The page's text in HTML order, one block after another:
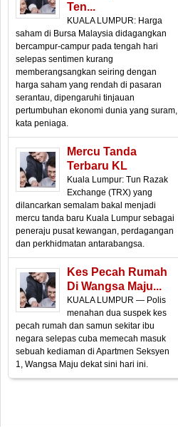
Ten...
KUALA LUMPUR: Harga
saham di Bursa Malaysia didagangkan
bercampur-campur pada tengah hari
selepas sentimen kurang
memberangsangkan seiring dengan
harga saham yang rendah di pasaran
serantau, dipengaruhi tinjauan
pertumbuhan ekonomi dunia yang suram,
kata peniaga.
Mercu Tanda
Terbaru KL
Kuala Lumpur: Tun Razak
Exchange (TRX) yang
dilancarkan semalam bakal menjadi
mercu tanda baru Kuala Lumpur sebagai
peneraju pusat kewangan, perdagangan
dan perkhidmatan antarabangsa.
Kes Pecah Rumah
Di Wangsa Maju...
KUALA LUMPUR — Polis
menahan dua suspek kes
pecah rumah dan samun sekitar ibu
negara selepas cuba memecah masuk
sebuah kediaman di Apartmen Seksyen
1, Wangsa Maju dekat sini hari ini.